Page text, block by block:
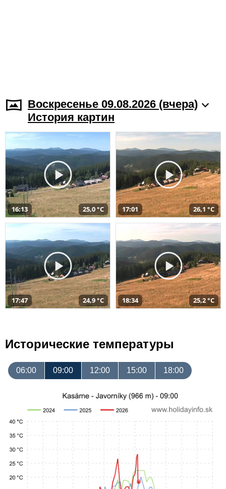
Воскресенье 09.08.2026 (вчера)
История картин
16:13 25,0 °C 17:01 26,1 °C
17:47 24,9 °C 18:34 25,2 °C
Исторические температуры
06:00 09:00 12:00 15:00 18:00